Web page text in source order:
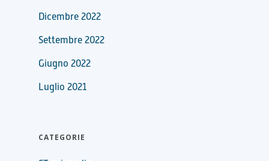
Dicembre 2022
Settembre 2022
Giugno 2022
Luglio 2021
CATEGORIE